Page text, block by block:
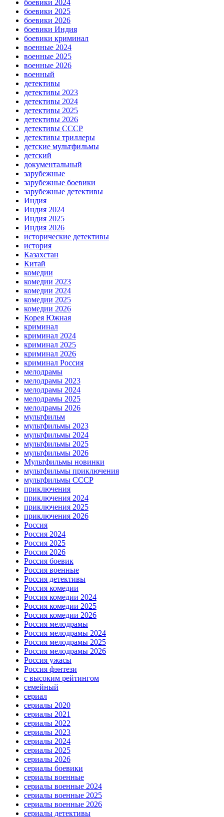
боевики 2024
боевики 2025
боевики 2026
боевики Индия
боевики криминал
военные 2024
военные 2025
военные 2026
военный
детективы
детективы 2023
детективы 2024
детективы 2025
детективы 2026
детективы СССР
детективы триллеры
детские мультфильмы
детский
документальный
зарубежные
зарубежные боевики
зарубежные детективы
Индия
Индия 2024
Индия 2025
Индия 2026
исторические детективы
история
Казахстан
Китай
комедии
комедии 2023
комедии 2024
комедии 2025
комедии 2026
Корея Южная
криминал
криминал 2024
криминал 2025
криминал 2026
криминал Россия
мелодрамы
мелодрамы 2023
мелодрамы 2024
мелодрамы 2025
мелодрамы 2026
мультфильм
мультфильмы 2023
мультфильмы 2024
мультфильмы 2025
мультфильмы 2026
Мультфильмы новинки
мультфильмы приключения
мультфильмы СССР
приключения
приключения 2024
приключения 2025
приключения 2026
Россия
Россия 2024
Россия 2025
Россия 2026
Россия боевик
Россия военные
Россия детективы
Россия комедии
Россия комедии 2024
Россия комедии 2025
Россия комедии 2026
Россия мелодрамы
Россия мелодрамы 2024
Россия мелодрамы 2025
Россия мелодрамы 2026
Россия ужасы
Россия фэнтези
с высоким рейтингом
семейный
сериал
сериалы 2020
сериалы 2021
сериалы 2022
сериалы 2023
сериалы 2024
сериалы 2025
сериалы 2026
сериалы боевики
сериалы военные
сериалы военные 2024
сериалы военные 2025
сериалы военные 2026
сериалы детективы